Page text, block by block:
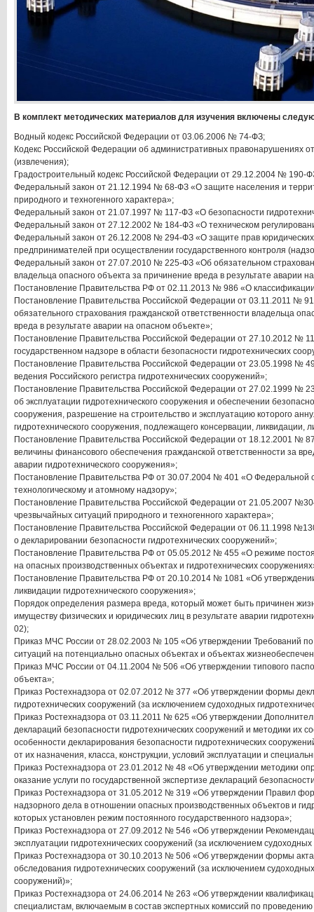
В комплект методических материалов для изучения включены
Водный кодекс Российской Федерации от 03.06.2006 № 74-ФЗ;
Кодекс Российской Федерации об административных правонарушениях
(извлечения);
Градостроительный кодекс Российской Федерации от 29.12.2004 № 190-
Федеральный закон от 21.12.1994 № 68-ФЗ «О защите населения и
природного и техногенного характера»;
Федеральный закон от 21.07.1997 № 117-ФЗ «О безопасности
Федеральный закон от 27.12.2002 № 184-ФЗ «О техническом
Федеральный закон от 26.12.2008 № 294-ФЗ «О защите прав
предпринимателей при осуществлении государственного контроля
Федеральный закон от 27.07.2010 № 225-ФЗ «Об обязательном
владельца опасного объекта за причинение вреда в результате аварии
Постановление Правительства РФ от 02.11.2013 № 986 «О
Постановление Правительства Российской Федерации от 03.11.2011 №
обязательного страхования гражданской ответственности владельца
вреда в результате аварии на опасном объекте»;
Постановление Правительства Российской Федерации от 27.10.2012 №
государственном надзоре в области безопасности гидротехнических
Постановление Правительства Российской Федерации от 23.05.1998 №
ведения Российского регистра гидротехнических сооружений»;
Постановление Правительства Российской Федерации от 27.02.1999 №
об эксплуатации гидротехнического сооружения и обеспечении
сооружения, разрешение на строительство и эксплуатацию которого
гидротехнического сооружения, подлежащего консервации, ликвидации,
Постановление Правительства Российской Федерации от 18.12.2001 №
величины финансового обеспечения гражданской ответственности за
аварии гидротехнического сооружения»;
Постановление Правительства РФ от 30.07.2004 № 401 «О Федеральной
технологическому и атомному надзору»;
Постановление Правительства Российской Федерации от 21.05.2007
чрезвычайных ситуаций природного и техногенного характера»;
Постановление Правительства Российской Федерации от 06.11.1998
о декларировании безопасности гидротехнических сооружений»;
Постановление Правительства РФ от 05.05.2012 № 455 «О режиме
на опасных производственных объектах и гидротехнических
Постановление Правительства РФ от 20.10.2014 № 1081 «Об
ликвидации гидротехнического сооружения»;
Порядок определения размера вреда, который может быть причинен
имуществу физических и юридических лиц в результате аварии
02);
Приказ МЧС России от 28.02.2003 № 105 «Об утверждении Требований
ситуаций на потенциально опасных объектах и объектах
Приказ МЧС России от 04.11.2004 № 506 «Об утверждении типового
объекта»;
Приказ Ростехнадзора от 02.07.2012 № 377 «Об утверждении формы
гидротехнических сооружений (за исключением судоходных
Приказ Ростехнадзора от 03.11.2011 № 625 «Об утверждении
деклараций безопасности гидротехнических сооружений и методики их
особенности декларирования безопасности гидротехнических
от их назначения, класса, конструкции, условий эксплуатации и
Приказ Ростехнадзора от 23.01.2012 № 48 «Об утверждении методики
оказание услуги по государственной экспертизе деклараций
Приказ Ростехнадзора от 31.05.2012 № 319 «Об утверждении Правил
надзорного дела в отношении опасных производственных объектов и
которых установлен режим постоянного государственного надзора»;
Приказ Ростехнадзора от 27.09.2012 № 546 «Об утверждении
эксплуатации гидротехнических сооружений (за исключением
Приказ Ростехнадзора от 30.10.2013 № 506 «Об утверждении формы
обследования гидротехнических сооружений (за исключением
сооружений)»;
Приказ Ростехнадзора от 24.06.2014 № 263 «Об утверждении
специалистам, включаемым в состав экспертных комиссий по проведению